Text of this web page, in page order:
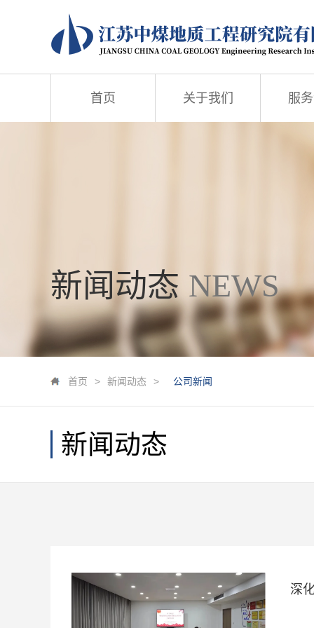
首页 关于我们 服
新闻动态 NEWS
首页 > 新闻动态 > 公司新闻
新闻动态
深